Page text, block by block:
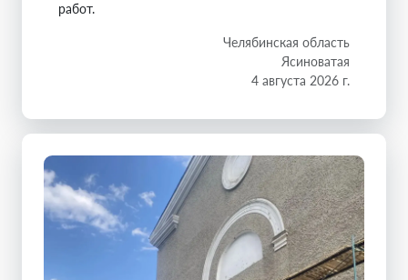
работ.
Челябинская область
Ясиноватая
4 августа 2026 г.